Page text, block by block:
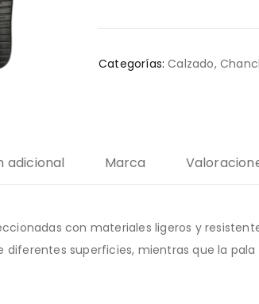
Categorías: Calzado,
adicional Marca
con materiales ligeros y
superficies, mientras que la